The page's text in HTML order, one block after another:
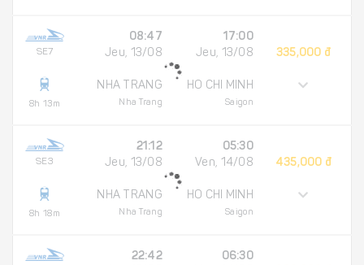
SE7
8h 13m
08:47
Jeu, 13/08
NHA TRANG
Nha Trang
17:00
Jeu, 13/08
HO CHI MINH
Saigon
335,000 đ
SE3
8h 18m
21:12
Jeu, 13/08
NHA TRANG
Nha Trang
05:30
Ven, 14/08
HO CHI MINH
Saigon
435,000 đ
22:42
06:30